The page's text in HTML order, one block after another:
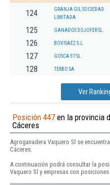
124
GRANJA GIL SOCIEDAD
LIMITADA.
125 GANADOS DOJOFER SL.
126 BOVISAEZ S.L.
127 GOSCA 97 SL
128 TERBO SA
Ver
Posición 447 en la provincia
Cáceres
Agroganadera Vaquero Sl se
Cáceres.
A continuación podrá consultar la
Vaquero Sl y empresas con